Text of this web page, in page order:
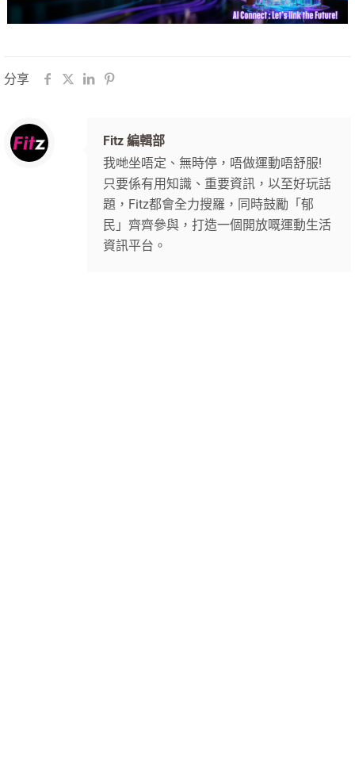
分享
Fitz 編輯部
我哋坐唔定、無時停，唔做運動唔舒服!
只要係有用知識、重要資訊，以至好玩話
題，Fitz都會全力搜羅，同時鼓勵「郁
民」齊齊參與，打造一個開放嘅運動生活
資訊平台。